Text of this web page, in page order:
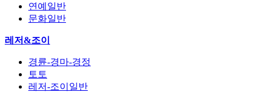
연예일반
문화일반
레저&조이
경륜-경마-경정
토토
레저-조이일반